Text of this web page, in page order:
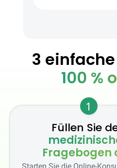
3
100 %
1
Füllen Sie
Fragebogen